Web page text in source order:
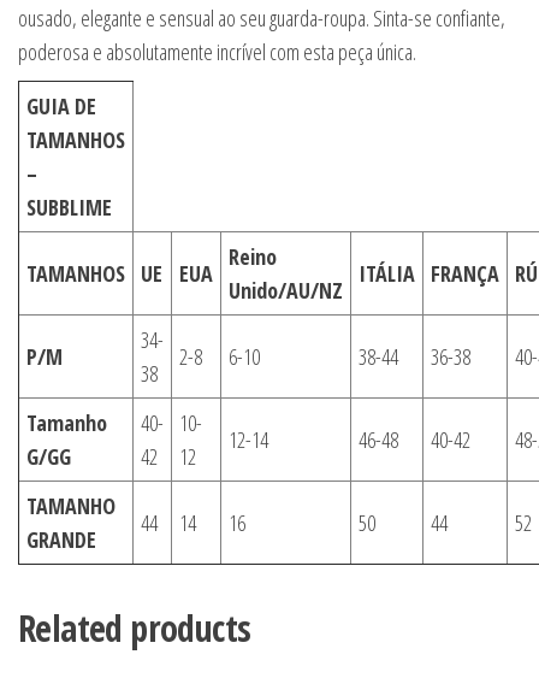
ousado, elegante e sensual ao seu guarda-roupa. Sinta-se confiante,
poderosa e absolutamente incrível com esta peça única.
GUIA DE
TAMANHOS
–
SUBBLIME
TAMANHOS UE EUA
Reino
Unido/AU/NZ
ITÁLIA FRANÇA
P/M
34-
38
2-8 6-10 38-44 36-38
Tamanho
G/GG
40-
42
10-
12
12-14 46-48 40-42
TAMANHO
GRANDE
44 14 16 50 44 52
Related products